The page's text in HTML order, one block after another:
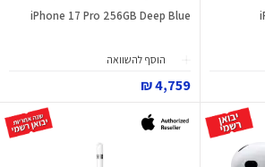
iPhone 17 Pro 256GB Deep Blue
הוסף להשוואה
4,759 ₪